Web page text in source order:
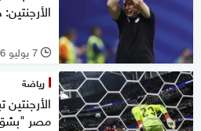
l 7 يوليو 2026
رياضة
مصر